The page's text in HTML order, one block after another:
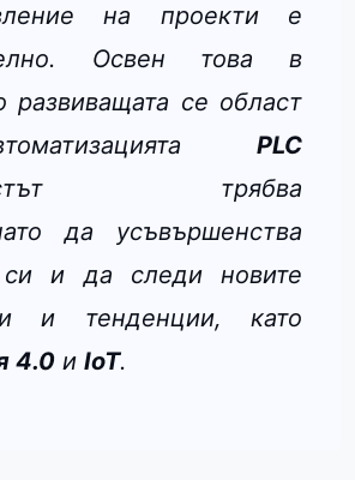
на проекти е
Освен това в
развиващата се област
PLC
трябва
да усъвършенства
си и да следи новите
и тенденции, като
4.0 и IoT.